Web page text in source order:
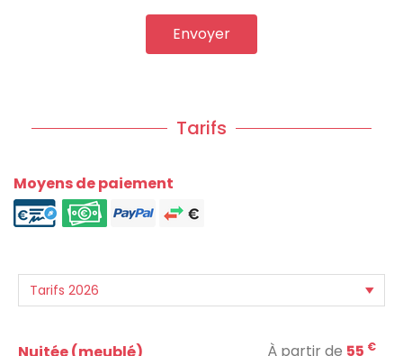
Envoyer
Tarifs
Moyens de paiement
À partir de 55 €